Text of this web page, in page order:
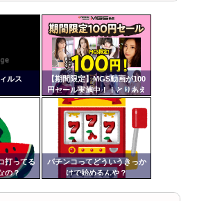
無車検車「実は俺たち20万台も走って
うす...
近くにいると機械が壊れるんだけどさ
ーラ社、「こういうのでいいんだよ」
互RSS
ルス
【期間限定】MGS動画が100
円セール実施中！！とりあえ
ず全部買うやろｗｗｗｗｗ
打ってる
の？
パチンコってどういうきっか
けで始めるんや？